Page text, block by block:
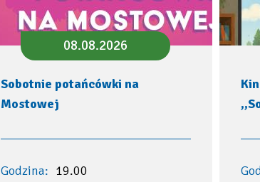
08.08.2026
Sobotnie potańcówki na
Mostowej
Godzina: 19.00